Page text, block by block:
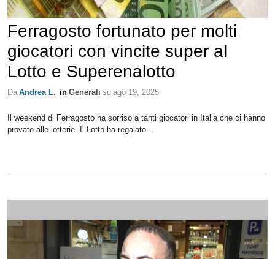
Ferragosto fortunato per molti
giocatori con vincite super al
Lotto e Superenalotto
Da Andrea L. in Generali su ago 19, 2025
Il weekend di Ferragosto ha sorriso a tanti giocatori in Italia che ci hanno
provato alle lotterie. Il Lotto ha regalato...